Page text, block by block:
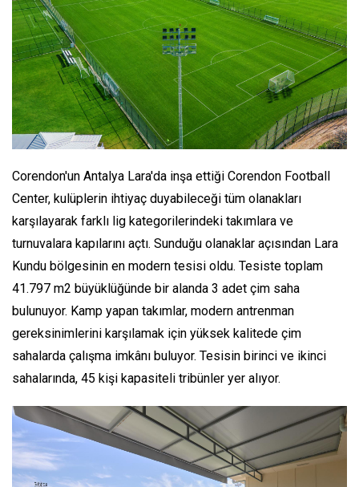
Corendon'un Antalya Lara'da inşa ettiği Corendon Football
Center, kulüplerin ihtiyaç duyabileceği tüm olanakları
karşılayarak farklı lig kategorilerindeki takımlara ve
turnuvalara kapılarını açtı. Sunduğu olanaklar açısından Lara
Kundu bölgesinin en modern tesisi oldu. Tesiste toplam
41.797 m2 büyüklüğünde bir alanda 3 adet çim saha
bulunuyor. Kamp yapan takımlar, modern antrenman
gereksinimlerini karşılamak için yüksek kalitede çim
sahalarda çalışma imkânı buluyor. Tesisin birinci ve ikinci
sahalarında, 45 kişi kapasiteli tribünler yer alıyor.